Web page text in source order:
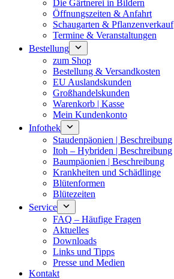
Die Gärtnerei in Bildern
Öffnungszeiten & Anfahrt
Schaugarten & Pflanzenverkauf
Termine & Veranstaltungen
Bestellung
zum Shop
Bestellung & Versandkosten
EU Auslandskunden
Großhandelskunden
Warenkorb | Kasse
Mein Kundenkonto
Infothek
Staudenpäonien | Beschreibung
Itoh – Hybriden | Beschreibung
Baumpäonien | Beschreibung
Krankheiten und Schädlinge
Blütenformen
Blütezeiten
Service
FAQ – Häufige Fragen
Aktuelles
Downloads
Links und Tipps
Presse und Medien
Kontakt